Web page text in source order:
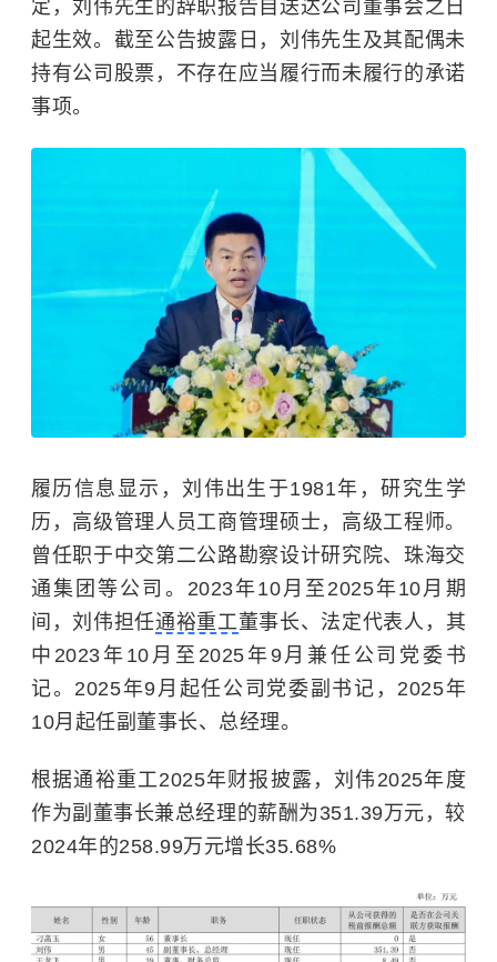
定，刘伟先生的辞职报告自送达公司董事会之日
起生效。截至公告披露日，刘伟先生及其配偶未
持有公司股票，不存在应当履行而未履行的承诺
事项。
履历信息显示，刘伟出生于1981年，研究生学
历，高级管理人员工商管理硕士，高级工程师。
曾任职于中交第二公路勘察设计研究院、珠海交
通集团等公司。2023年10月至2025年10月期
间，刘伟担任通裕重工董事长、法定代表人，其
中2023年10月至2025年9月兼任公司党委书
记。2025年9月起任公司党委副书记，2025年
10月起任副董事长、总经理。
根据通裕重工2025年财报披露，刘伟2025年度
作为副董事长兼总经理的薪酬为351.39万元，较
2024年的258.99万元增长35.68%